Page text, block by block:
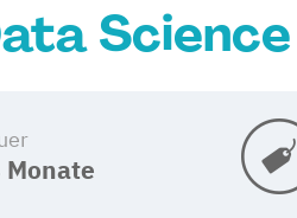
Science
Monate